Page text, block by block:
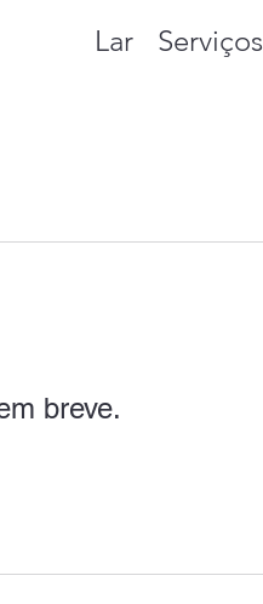
Lar Serviços
breve.